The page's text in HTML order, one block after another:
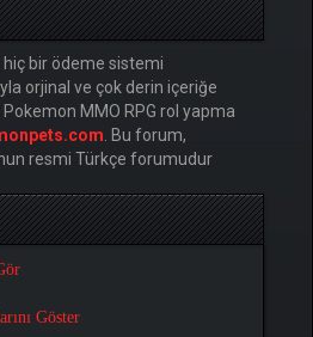
bir ödeme sistemi
orjinal ve çok derin içeriğe
MMO RPG rol yapma
. Bu forum,
resmi Türkçe forumudur
Göster